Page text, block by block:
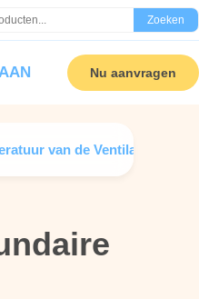
Zoeken
Nu aanvragen
van de Ventilatorboiler